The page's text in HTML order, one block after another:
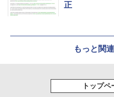
正
もっと関
トップペ